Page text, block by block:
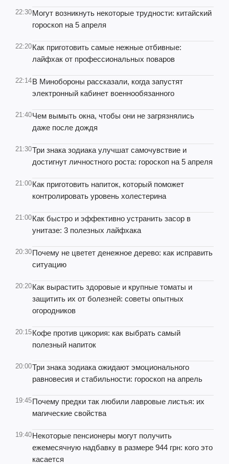
22:30Могут возникнуть некоторые трудности: китайский
гороскоп на 5 апреля
22:20Как приготовить самые нежные отбивные:
лайфхак от профессиональных поваров
22:14В Минобороны рассказали, когда запустят
электронный кабинет военнообязанного
21:40Чем вымыть окна, чтобы они не загрязнялись
даже после дождя
21:30Три знака зодиака улучшат самочувствие и
достигнут личностного роста: гороскоп на 5 апреля
21:00Как приготовить напиток, который поможет
контролировать уровень холестерина
21:00Как быстро и эффективно устранить засор в
унитазе: 3 полезных лайфхака
20:30Почему не цветет денежное дерево: как исправить
ситуацию
20:20Как вырастить здоровые и крупные томаты и
защитить их от болезней: советы опытных
огородников
20:15Кофе против цикория: как выбрать самый
полезный напиток
20:00Три знака зодиака ожидают эмоционального
равновесия и стабильности: гороскоп на апрель
19:45Почему предки так любили лавровые листья: их
магические свойства
19:40Некоторые пенсионеры могут получить
ежемесячную надбавку в размере 944 грн: кого это
касается